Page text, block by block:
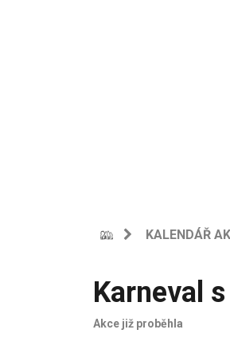
KALENDÁŘ
Karneval
Akce již proběhla